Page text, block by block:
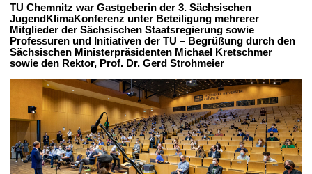
TU Chemnitz war Gastgeberin der 3. Sächsischen
JugendKlimaKonferenz unter Beteiligung mehrerer
Mitglieder der Sächsischen Staatsregierung sowie
Professuren und Initiativen der TU – Begrüßung durch den
Sächsischen Ministerpräsidenten Michael Kretschmer
sowie den Rektor, Prof. Dr. Gerd Strohmeier